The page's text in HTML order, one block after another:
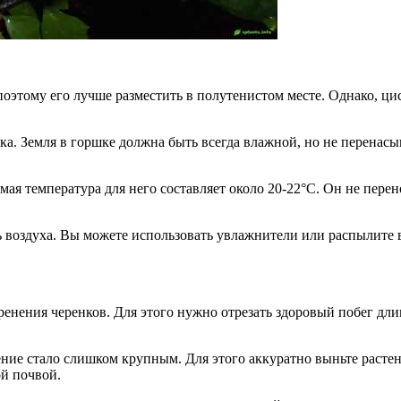
его лучше разместить в полутенистом месте. Однако,
Земля в горшке должна быть всегда влажной, но не
температура для него составляет около 20-22°C. Он не
Вы можете использовать увлажнители или
черенков. Для этого нужно отрезать здоровый побег
стало слишком крупным. Для этого аккуратно выньте
почвой.